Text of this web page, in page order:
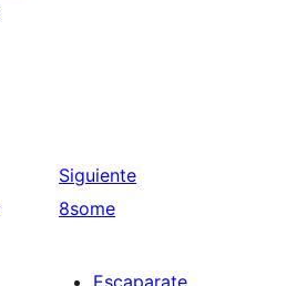
Siguiente
8some
Escaparate